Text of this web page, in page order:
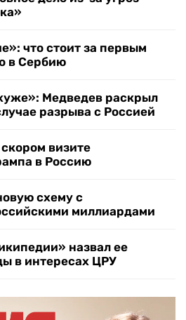
что стоит за первым
в Сербию
Медведев раскрыл
разрыва с Россией
визите
в Россию
схему с
миллиардами
назвал ее
в интересах ЦРУ